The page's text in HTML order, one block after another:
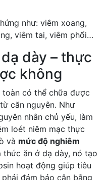
như: viêm xoang,
viêm tai, viêm phổi…
dày – thực
không
có thể chữa được
căn nguyên. Như
nhân chủ yếu, làm
loét niêm mạc thực
và mức độ nghiêm
ăn ở dạ dày, nó tạo
hoạt động giúp tiêu
đảm bảo cân bằng